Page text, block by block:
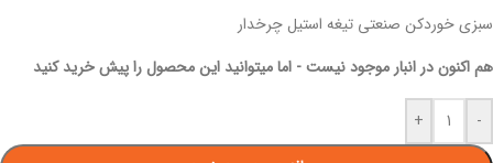
سبزی خوردکن صنعتی تیغه استیل چرخدار
هم اکنون در انبار موجود نیست - اما میتوانید این محصول را پیش خرید کنید
-
+